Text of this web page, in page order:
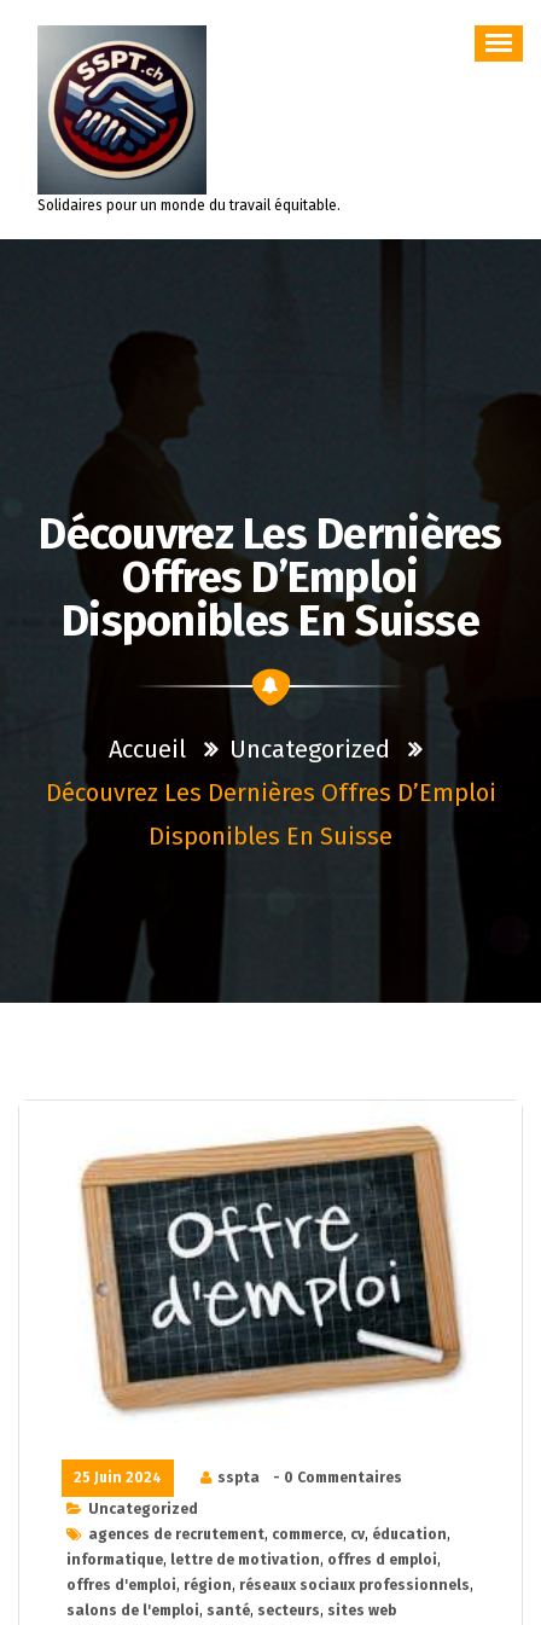
contenu
Solidaires pour un monde du travail équitable.
Découvrez Les Dernières
Offres D’Emploi
Disponibles En Suisse
Accueil
Uncategorized
Découvrez Les Dernières Offres D’Emploi
Disponibles En Suisse
25 Juin 2024 sspta
- 0 Commentaires
Uncategorized
agences de recrutement, commerce, cv, éducation,
informatique, lettre de motivation, offres d emploi,
offres d'emploi, région, réseaux sociaux professionnels,
salons de l'emploi, santé, secteurs, sites web